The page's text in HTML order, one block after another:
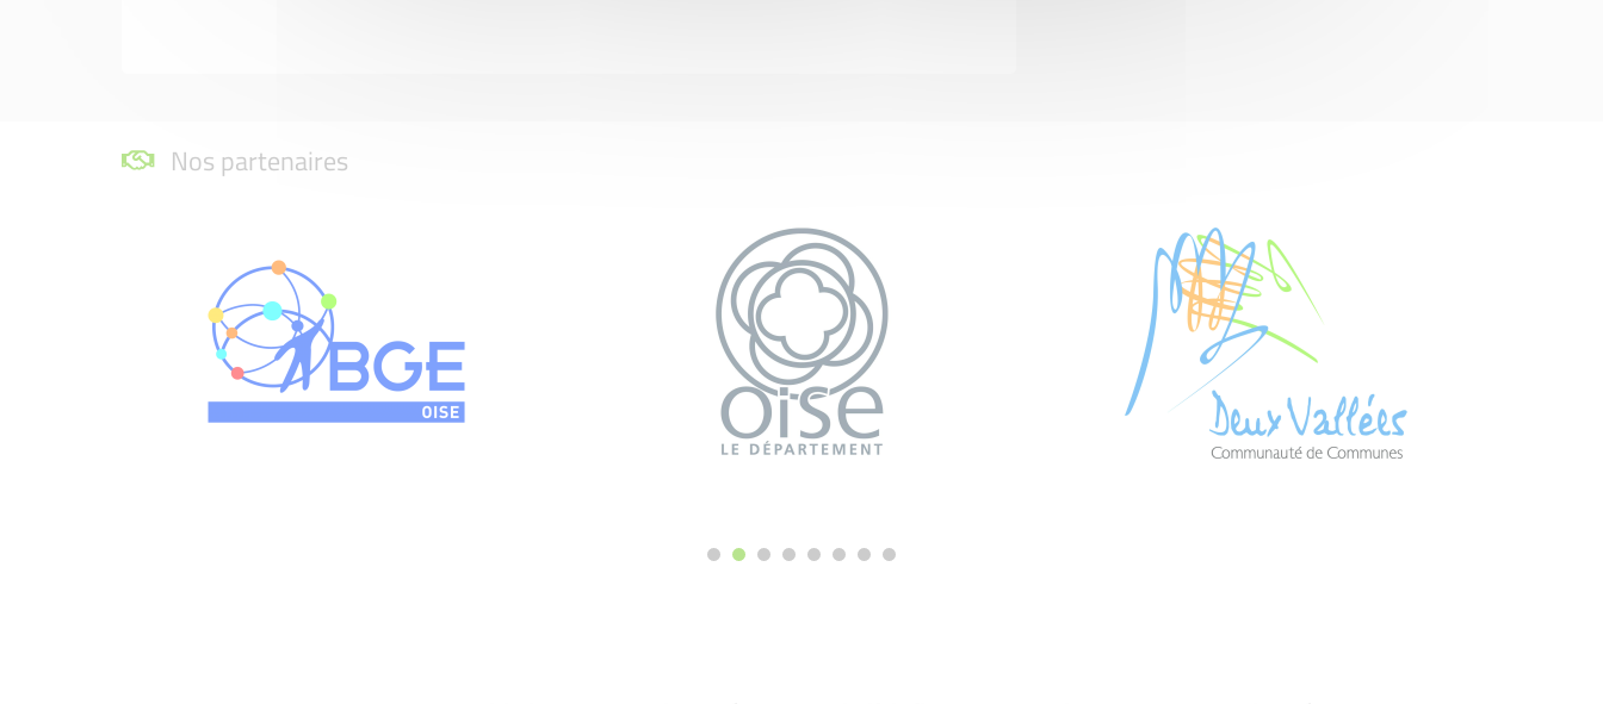
Nos partenaires